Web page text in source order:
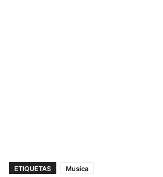
ETIQUETAS Musica